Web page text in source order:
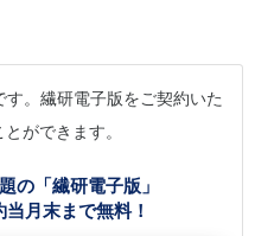
。繊研電子版をご契約いた
ができます。
の「繊研電子版」
月末まで無料！